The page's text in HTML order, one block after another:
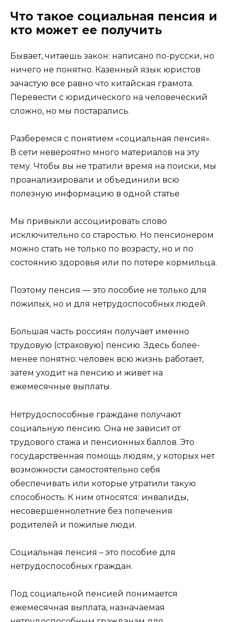
Что такое социальная пенсия и
кто может ее получить
Бывает, читаешь закон: написано по-русски, но
ничего не понятно. Казенный язык юристов
зачастую все равно что китайская грамота.
Перевести с юридического на человеческий
сложно, но мы постарались.
Разберемся с понятием «социальная пенсия».
В сети невероятно много материалов на эту
тему. Чтобы вы не тратили время на поиски, мы
проанализировали и объединили всю
полезную информацию в одной статье
Мы привыкли ассоциировать слово
исключительно со старостью. Но пенсионером
можно стать не только по возрасту, но и по
состоянию здоровья или по потере кормильца.
Поэтому пенсия — это пособие не только для
пожилых, но и для нетрудоспособных людей.
Большая часть россиян получает именно
трудовую (страховую) пенсию. Здесь более-
менее понятно: человек всю жизнь работает,
затем уходит на пенсию и живет на
ежемесячные выплаты.
Нетрудоспособные граждане получают
социальную пенсию. Она не зависит от
трудового стажа и пенсионных баллов. Это
государственная помощь людям, у которых нет
возможности самостоятельно себя
обеспечивать или которые утратили такую
способность. К ним относятся: инвалиды,
несовершеннолетние без попечения
родителей и пожилые люди.
Социальная пенсия – это пособие для
нетрудоспособных граждан.
Под социальной пенсией понимается
ежемесячная выплата, назначаемая